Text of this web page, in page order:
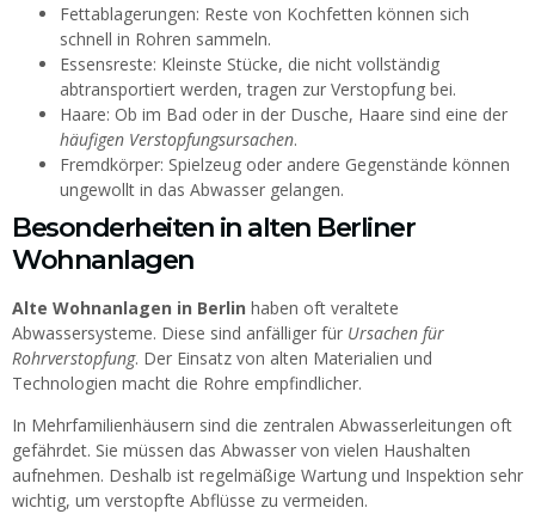
Fettablagerungen: Reste von Kochfetten können sich
schnell in Rohren sammeln.
Essensreste: Kleinste Stücke, die nicht vollständig
abtransportiert werden, tragen zur Verstopfung bei.
Haare: Ob im Bad oder in der Dusche, Haare sind eine der
häufigen Verstopfungsursachen.
Fremdkörper: Spielzeug oder andere Gegenstände können
ungewollt in das Abwasser gelangen.
Besonderheiten in alten Berliner
Wohnanlagen
Alte Wohnanlagen in Berlin haben oft veraltete
Abwassersysteme. Diese sind anfälliger für Ursachen für
Rohrverstopfung. Der Einsatz von alten Materialien und
Technologien macht die Rohre empfindlicher.
In Mehrfamilienhäusern sind die zentralen Abwasserleitungen oft
gefährdet. Sie müssen das Abwasser von vielen Haushalten
aufnehmen. Deshalb ist regelmäßige Wartung und Inspektion sehr
wichtig, um verstopfte Abflüsse zu vermeiden.